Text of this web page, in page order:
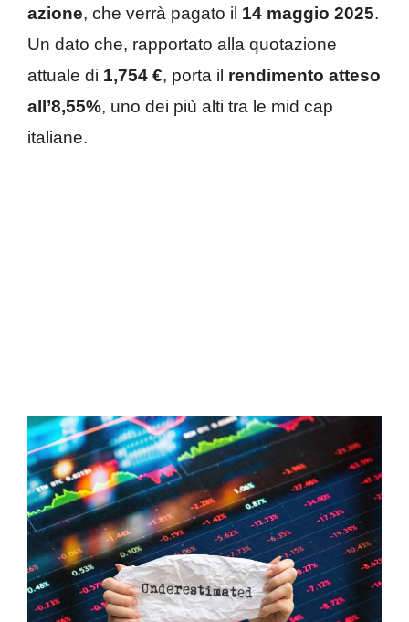
azione, che verrà pagato il 14 maggio 2025.
Un dato che, rapportato alla quotazione
attuale di 1,754 €, porta il rendimento atteso
all’8,55%, uno dei più alti tra le mid cap
italiane.